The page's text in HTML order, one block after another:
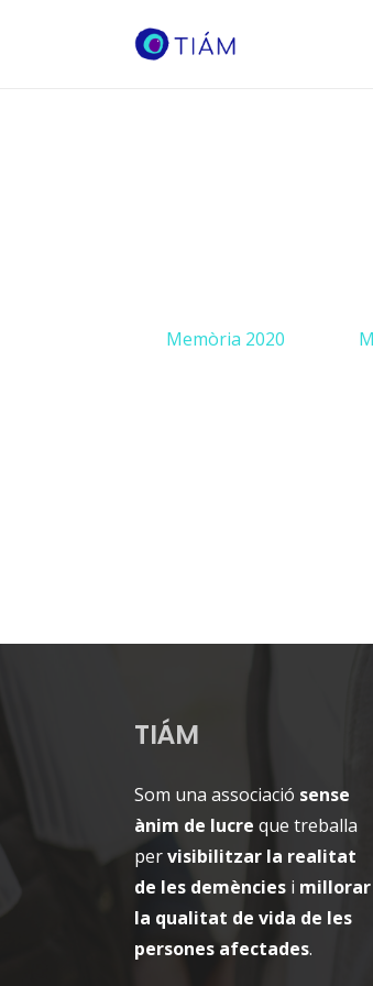
Memòria 2020
TIÁM
Som una associació sense
ànim de lucre que treballa
pervisibilitzar la realitat
de les demències i millorar
la qualitat de vida de les
persones afectades.